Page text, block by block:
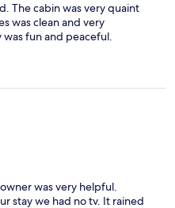
The cabin was very quaint
was clean and very
fun and peaceful.
was very helpful.
stay we had no tv. It rained